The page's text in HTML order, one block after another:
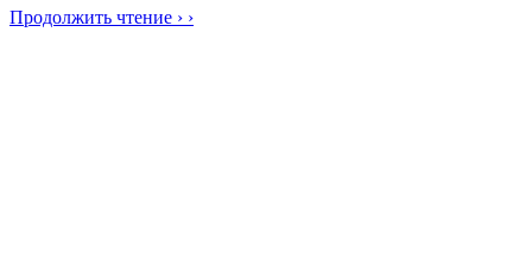
Продолжить чтение › ›